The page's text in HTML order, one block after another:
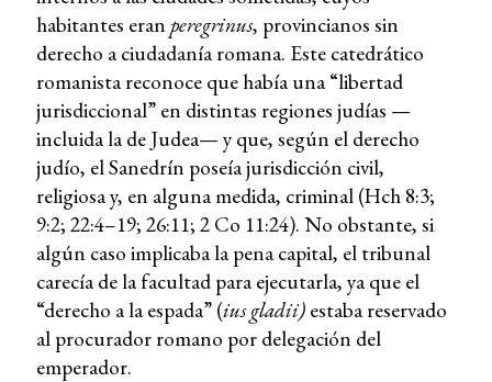
habitantes eran peregrinus, provincianos sin
derecho a ciudadanía romana. Este catedrático
romanista reconoce que había una “libertad
jurisdiccional” en distintas regiones judías —
incluida la de Judea— y que, según el derecho
judío, el Sanedrín poseía jurisdicción civil,
religiosa y, en alguna medida, criminal (Hch 8:3;
9:2; 22:4–19; 26:11; 2 Co 11:24). No obstante, si
algún caso implicaba la pena capital, el tribunal
carecía de la facultad para ejecutarla, ya que el
“derecho a la espada” (ius gladii)estaba reservado
al procurador romano por delegación del
emperador.